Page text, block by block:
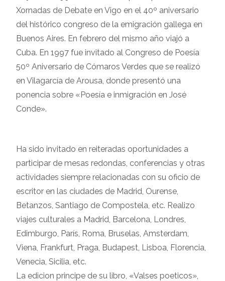
Xornadas de Debate en Vigo en el 40º aniversario
del histórico congreso de la emigración gallega en
Buenos Aires. En febrero del mismo año viajó a
Cuba. En 1997 fue invitado al Congreso de Poesía
50º Aniversario de Cómaros Verdes que se realizó
en Vilagarcía de Arousa, donde presentó una
ponencia sobre «Poesía e inmigración en José
Conde».
Ha sido invitado en reiteradas oportunidades a
participar de mesas redondas, conferencias y otras
actividades siempre relacionadas con su oficio de
escritor en las ciudades de Madrid, Ourense,
Betanzos, Santiago de Compostela, etc. Realizo
viajes culturales a Madrid, Barcelona, Londres,
Edimburgo, París, Roma, Bruselas, Amsterdam,
Viena, Frankfurt, Praga, Budapest, Lisboa, Florencia,
Venecia, Sicilia, etc.
La edicion principe de su libro, «Valses poeticos»,